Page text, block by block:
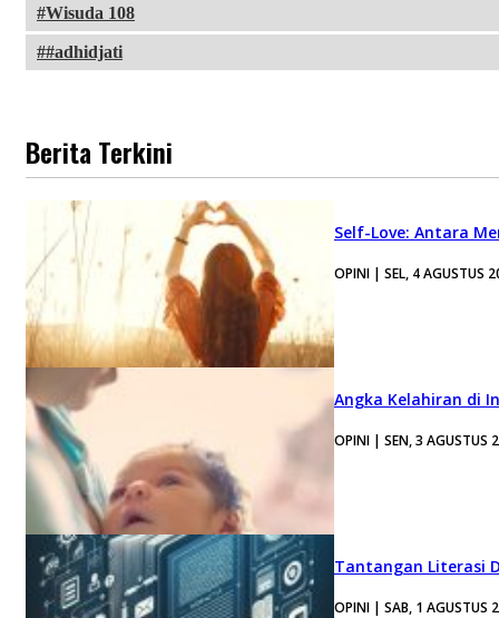
Wisuda 108
#adhidjati
Berita Terkini
Self-Love: Antara
OPINI | SEL, 4 AGUSTUS
Angka Kelahiran di
OPINI | SEN, 3 AGUSTUS
Tantangan Literasi
OPINI | SAB, 1 AGUSTUS